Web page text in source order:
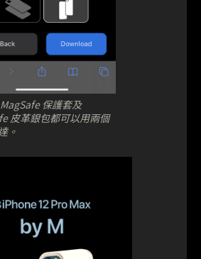
保護套及
皮革銀包都可以用兩個
。